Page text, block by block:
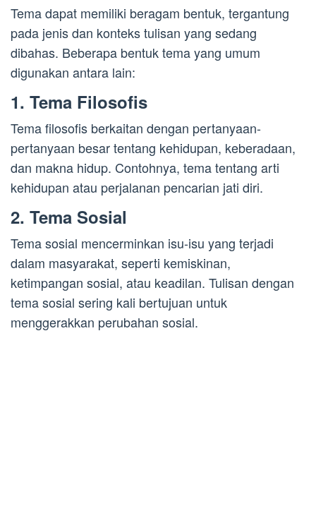
Tema dapat memiliki beragam bentuk, tergantung
pada jenis dan konteks tulisan yang sedang
dibahas. Beberapa bentuk tema yang umum
digunakan antara lain:
1. Tema Filosofis
Tema filosofis berkaitan dengan pertanyaan-
pertanyaan besar tentang kehidupan, keberadaan,
dan makna hidup. Contohnya, tema tentang arti
kehidupan atau perjalanan pencarian jati diri.
2. Tema Sosial
Tema sosial mencerminkan isu-isu yang terjadi
dalam masyarakat, seperti kemiskinan,
ketimpangan sosial, atau keadilan. Tulisan dengan
tema sosial sering kali bertujuan untuk
menggerakkan perubahan sosial.